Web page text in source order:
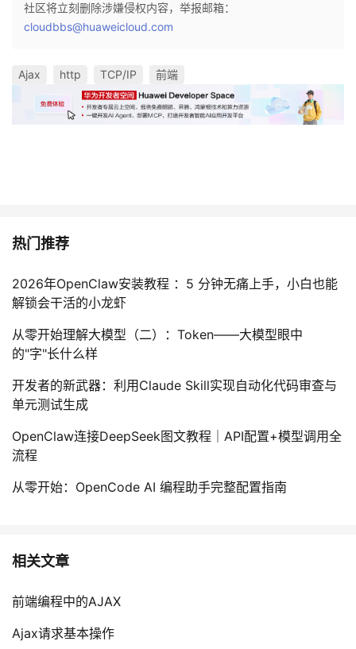
社区将立刻删除涉嫌侵权内容，举报邮箱：
cloudbbs@huaweicloud.com
Ajax http TCP/IP 前端
热门推荐
2026年OpenClaw安装教程 ：5 分钟无痛上手，小白也能
解锁会干活的小龙虾
从零开始理解大模型（二）：Token——大模型眼中
的"字"长什么样
开发者的新武器：利用Claude Skill实现自动化代码审查与
单元测试生成
OpenClaw连接DeepSeek图文教程｜API配置+模型调用全
流程
从零开始：OpenCode AI 编程助手完整配置指南
相关文章
前端编程中的AJAX
Ajax请求基本操作